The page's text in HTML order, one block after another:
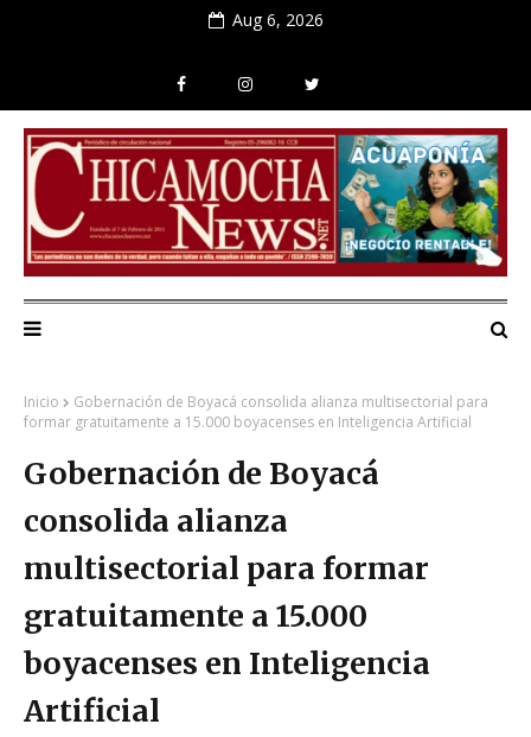
Aug 6, 2026
Inicio
Gobernación de Boyacá consolida alianza multisectorial para
formar gratuitamente a 15.000 boyacenses en Inteligencia Artificial
Gobernación de Boyacá
consolida alianza
multisectorial para formar
gratuitamente a 15.000
boyacenses en Inteligencia
Artificial